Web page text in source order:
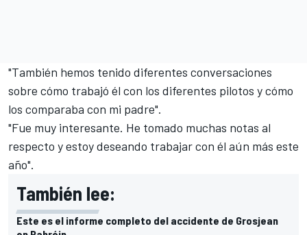
"También hemos tenido diferentes conversaciones
sobre cómo trabajó él con los diferentes pilotos y cómo
los comparaba con mi padre".
"Fue muy interesante. He tomado muchas notas al
respecto y estoy deseando trabajar con él aún más este
año".
También lee:
Este es el informe completo del accidente de Grosjean